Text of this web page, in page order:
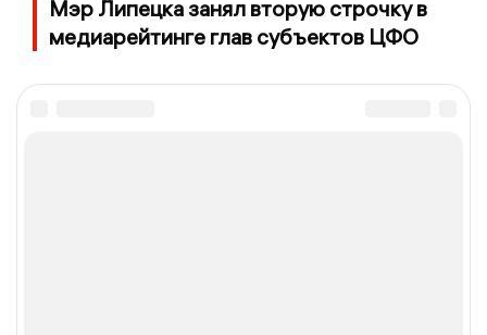
Мэр Липецка занял вторую строчку в
медиарейтинге глав субъектов ЦФО